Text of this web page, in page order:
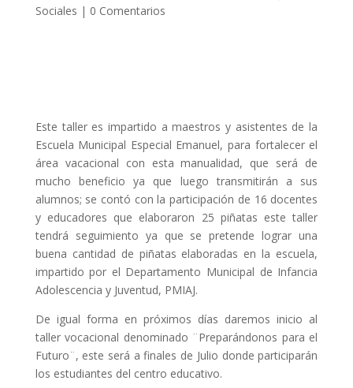
Sociales | 0 Comentarios
Este taller es impartido a maestros y asistentes de la
Escuela Municipal Especial Emanuel, para fortalecer el
área vacacional con esta manualidad, que será de
mucho beneficio ya que luego transmitirán a sus
alumnos; se contó con la participación de 16 docentes
y educadores que elaboraron 25 piñatas este taller
tendrá seguimiento ya que se pretende lograr una
buena cantidad de piñatas elaboradas en la escuela,
impartido por el Departamento Municipal de Infancia
Adolescencia y Juventud, PMIAJ.
De igual forma en próximos días daremos inicio al
taller vocacional denominado ¨Preparándonos para el
Futuro¨, este será a finales de Julio donde participarán
los estudiantes del centro educativo.